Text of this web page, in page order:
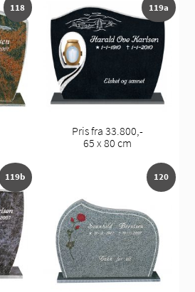
118 119a
Pris fra 33.800,-
65 x 80 cm
119b 120